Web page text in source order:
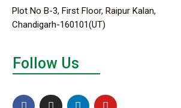
Plot No B-3, First Floor, Raipur Kalan,
Chandigarh-160101(UT)
Follow Us